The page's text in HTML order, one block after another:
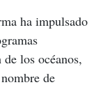
ha impulsado
los océanos,
de